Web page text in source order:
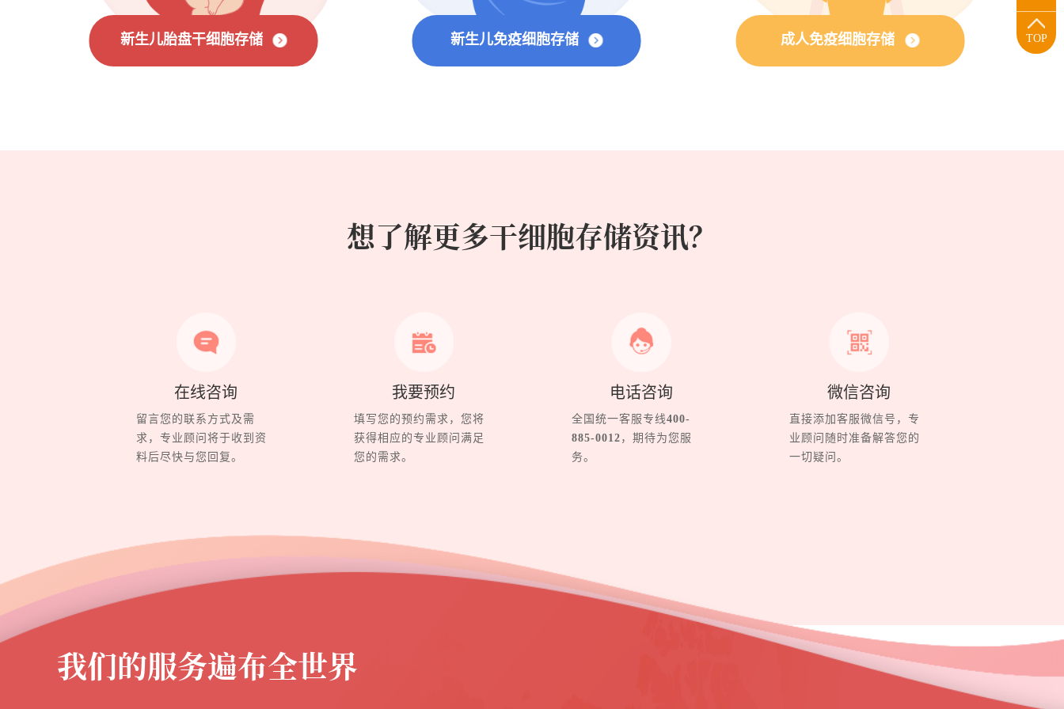
新生儿胎盘干细胞存储 新生儿免疫细胞存储 成人免疫细胞存储
想了解更多干细胞存储资讯？
在线咨询
留言您的联系方式及需
求，专业顾问将于收到资
料后尽快与您回复。
我要预约
填写您的预约需求，您将
获得相应的专业顾问满足
您的需求。
电话咨询
全国统一客服专线400-
885-0012 ，期待为您服
务。
微信咨询
直接添加客服微信号，专
业顾问随时准备解答您的
一切疑问。
我们的服务遍布全世界
TOP